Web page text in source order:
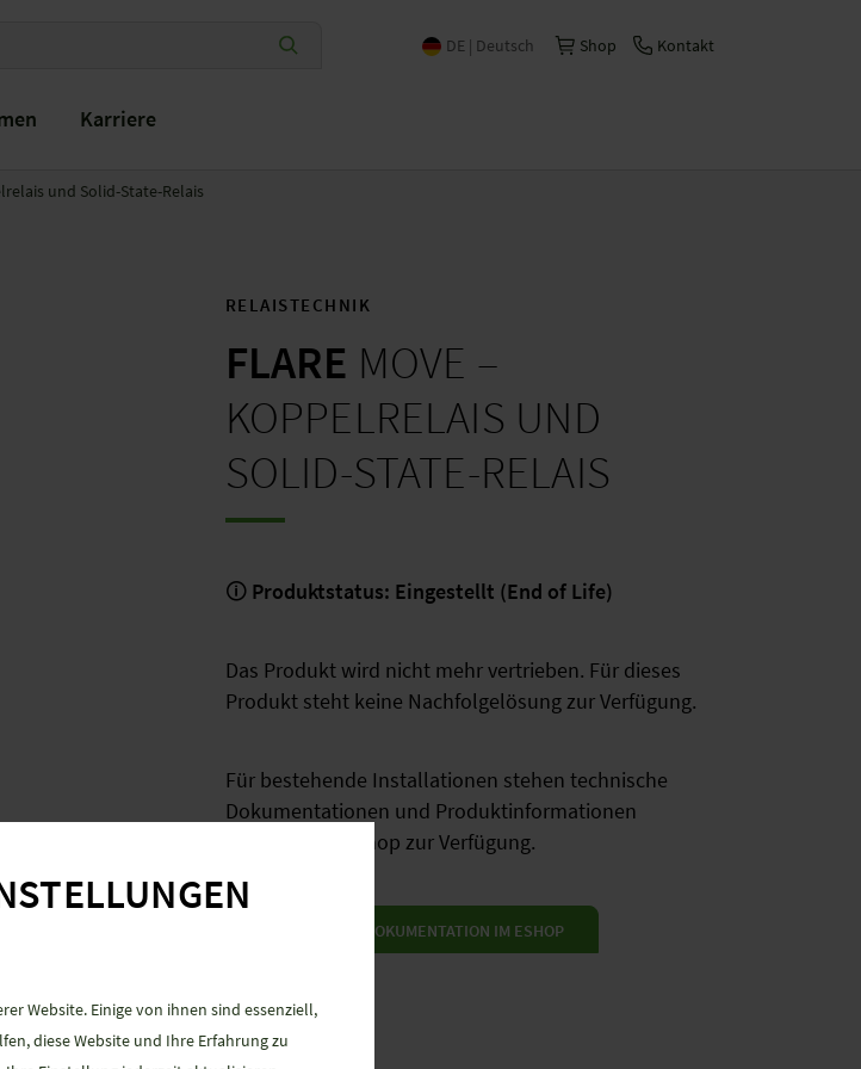
DE | Deutsch
Italia | Italiano
Schweiz | Deutsch
Suisse | Français
Shop Kontakt
Karriere
und Solid-State-Relais
RELAISTECHNIK
FLARE MOVE –
KOPPELRELAIS UND
SOLID-STATE-RELAIS
🛈Produktstatus: Eingestellt (End of Life)
Das Produkt wird nicht mehr vertrieben. Für dieses
Produkt steht keine Nachfolgelösung zur Verfügung.
Für bestehende Installationen stehen technische
Dokumentationen und Produktinformationen
weiterhin im eShop zur Verfügung.
ZUR PRODUKTDOKUMENTATION IM ESHOP
Website. Einige von ihnen sind essenziell,
diese Website und Ihre Erfahrung zu